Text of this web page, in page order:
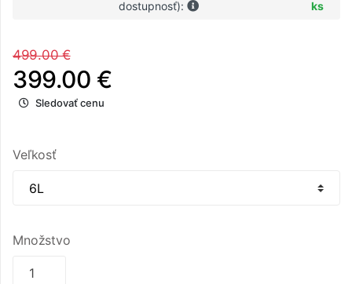
dostupnosť):
ks
499.00 €
399.00 €
Sledovať cenu
Veľkosť
Množstvo